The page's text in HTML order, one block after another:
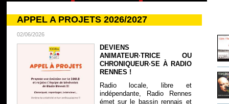
APPEL A PROJETS 2026/2027
02/06/2026
DEVIENS
ANIMATEUR·TRICE OU
CHRONIQUEUR·SE À RADIO
RENNES !
Radio locale, libre et
indépendante, Radio Rennes
émet sur le bassin rennais et